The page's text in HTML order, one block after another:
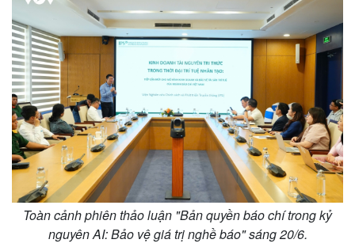
Toàn cảnh phiên thảo luận "Bản quyền báo chí trong kỷ
nguyên AI: Bảo vệ giá trị nghề báo" sáng 20/6.